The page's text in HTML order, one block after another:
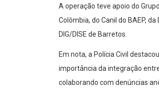
A operação teve apoio do
Colômbia, do Canil do BAEP,
DIG/DISE de Barretos.
Em nota, a Polícia Civil
importância da integração
colaborando com denúncias